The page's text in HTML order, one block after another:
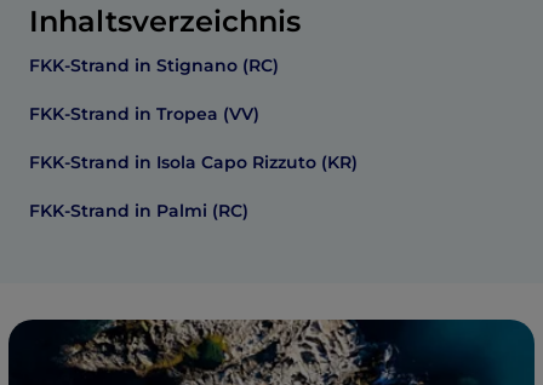
Inhaltsverzeichnis
FKK-Strand in Stignano (RC)
FKK-Strand in Tropea (VV)
FKK-Strand in Isola Capo Rizzuto (KR)
FKK-Strand in Palmi (RC)